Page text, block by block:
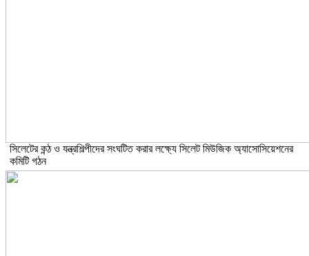
সিলেটের কন্ঠ ও যন্ত্রশিল্পীদের সংঘটিত করার লক্ষ্যে সিলেট মিউজিক অ্যাসোসিয়েশনের
কমিটি গঠন